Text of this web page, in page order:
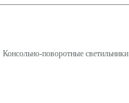
Консольно-поворотные светильники